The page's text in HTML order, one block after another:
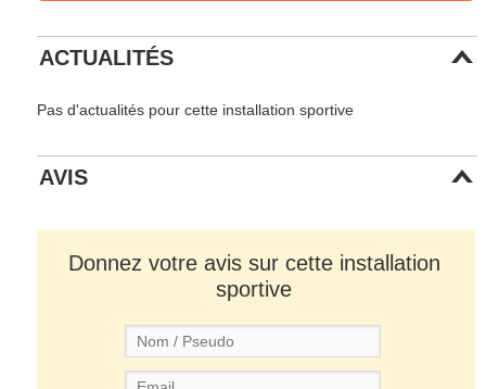
ACTUALITÉS
Pas d'actualités pour cette installation sportive
AVIS
Donnez votre avis sur cette installation
sportive